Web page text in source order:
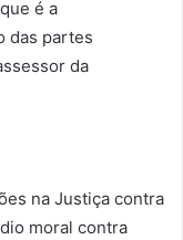
é a
das partes
da
na Justiça contra
moral contra